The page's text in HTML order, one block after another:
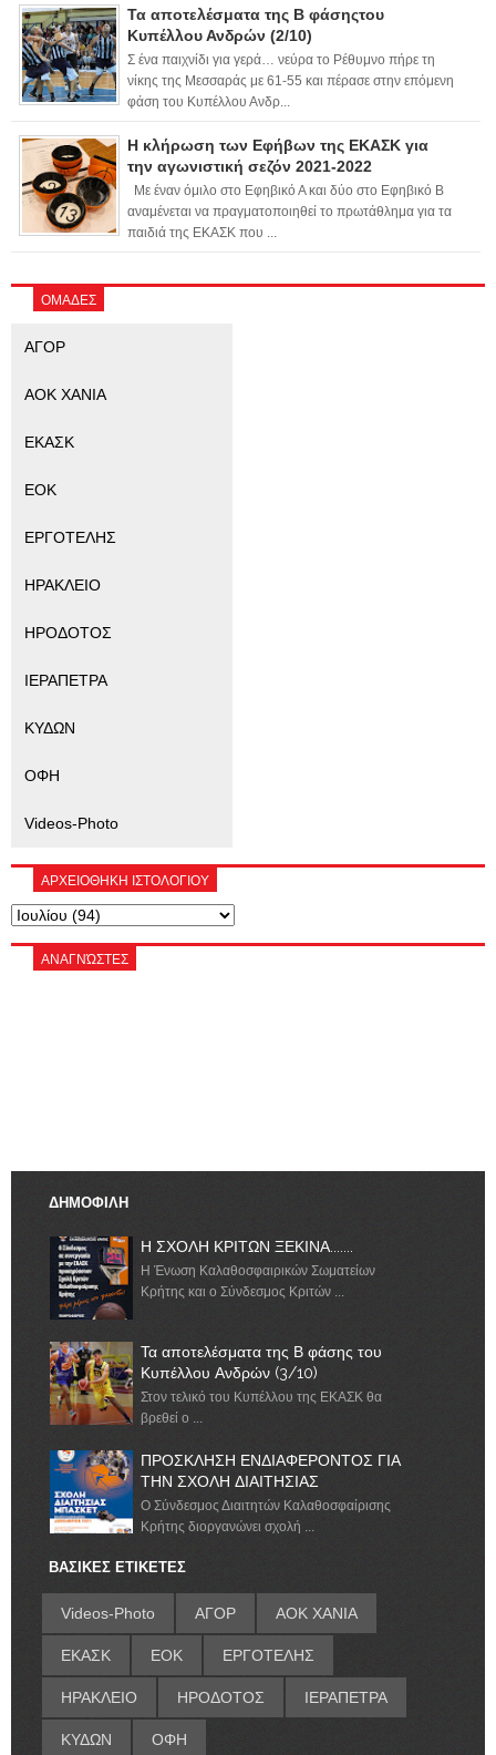
Τα αποτελέσματα της Β φάσηςτου
Κυπέλλου Ανδρών (2/10)
Σ ένα παιχνίδι για γερά… νεύρα το Ρέθυμνο πήρε τη
νίκης της Μεσσαράς με 61-55 και πέρασε στην επόμενη
φάση του Κυπέλλου Ανδρ...
Η κλήρωση των Εφήβων της ΕΚΑΣΚ για
την αγωνιστική σεζόν 2021-2022
Με έναν όμιλο στο Εφηβικό Α και δύο στο Εφηβικό Β
αναμένεται να πραγματοποιηθεί το πρωτάθλημα για τα
παιδιά της ΕΚΑΣΚ που ...
ΟΜΑΔΕΣ
ΑΓΟΡ
ΑΟΚ ΧΑΝΙΑ
ΕΚΑΣΚ
ΕΟΚ
ΕΡΓΟΤΕΛΗΣ
ΗΡΑΚΛΕΙΟ
ΗΡΟΔΟΤΟΣ
ΙΕΡΑΠΕΤΡΑ
ΚΥΔΩΝ
ΟΦΗ
Videos-Photo
ΑΡΧΕΙΟΘΗΚΗ ΙΣΤΟΛΟΓΙΟΥ
ΑΝΑΓΝΏΣΤΕΣ
ΔΗΜΟΦΙΛΗ
Η ΣΧΟΛΗ ΚΡΙΤΩΝ ΞΕΚΙΝΑ.......
Η Ένωση Καλαθοσφαιρικών Σωματείων
Κρήτης και ο Σύνδεσμος Κριτών ...
Τα αποτελέσματα της Β φάσης του
Κυπέλλου Ανδρών (3/10)
Στον τελικό του Κυπέλλου της ΕΚΑΣΚ θα
βρεθεί ο ...
ΠΡΟΣΚΛΗΣΗ ΕΝΔΙΑΦΕΡΟΝΤΟΣ ΓΙΑ
ΤΗΝ ΣΧΟΛΗ ΔΙΑΙΤΗΣΙΑΣ
Ο Σύνδεσμος Διαιτητών Καλαθοσφαίρισης
Κρήτης διοργανώνει σχολή ...
ΒΑΣΙΚΕΣ ΕΤΙΚΕΤΕΣ
Videos-Photo ΑΓΟΡ ΑΟΚ ΧΑΝΙΑ
ΕΚΑΣΚ ΕΟΚ ΕΡΓΟΤΕΛΗΣ
ΗΡΑΚΛΕΙΟ ΗΡΟΔΟΤΟΣ ΙΕΡΑΠΕΤΡΑ
ΚΥΔΩΝ ΟΦΗ